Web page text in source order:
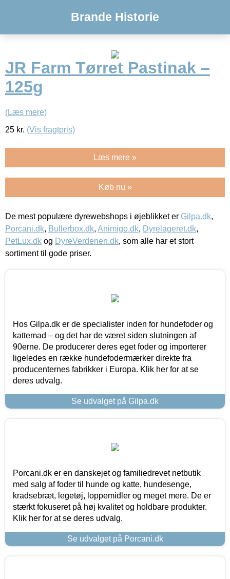
Brande Historie
JR Farm Tørret Pastinak –
125g
(Læs mere)
25 kr. (Vis fragtpris)
Læs mere »
Køb nu »
De mest populære dyrewebshops i øjeblikket er Gilpa.dk,
Porcani.dk, Bullerbox.dk, Animigo.dk, Dyrelageret.dk,
PetLux.dk og DyreVerdenen.dk, som alle har et stort
sortiment til gode priser.
Hos Gilpa.dk er de specialister inden for hundefoder og
kattemad – og det har de været siden slutningen af
90erne. De producerer deres eget foder og importerer
ligeledes en række hundefodermærker direkte fra
producenternes fabrikker i Europa. Klik her for at se
deres udvalg.
Se udvalget på Gilpa.dk
Porcani.dk er en danskejet og familiedrevet netbutik
med salg af foder til hunde og katte, hundesenge,
kradsebræt, legetøj, loppemidler og meget mere. De er
stærkt fokuseret på høj kvalitet og holdbare produkter.
Klik her for at se deres udvalg.
Se udvalget på Porcani.dk